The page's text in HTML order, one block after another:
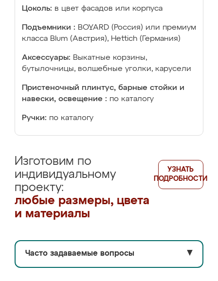
Цоколь: в цвет фасадов или корпуса
Подъемники : BOYARD (Россия) или премиум
класса Blum (Австрия), Hettich (Германия)
Аксессуары: Выкатные корзины,
бутылочницы, волшебные уголки, карусели
Пристеночный плинтус, барные стойки и
навески, освещение : по каталогу
Ручки: по каталогу
Изготовим по
индивидуальному
проекту:
любые размеры, цвета
и материалы
УЗНАТЬ
ПОДРОБНОСТИ
Часто задаваемые вопросы ▼